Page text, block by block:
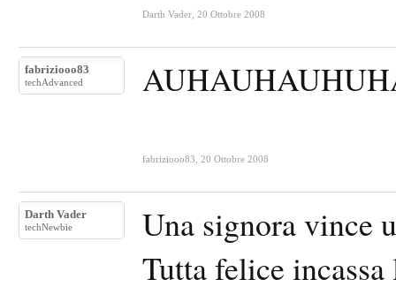
Darth Vader 20 Ottobre 2008
fabriziooo83
techAdvanced
fabriziooo83 20 Ottobre 2008
Darth Vader
techNewbie
Una signora vince
Tutta felice